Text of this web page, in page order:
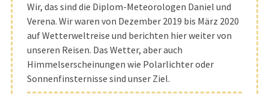
Wir, das sind die Diplom-Meteorologen Daniel und
Verena. Wir waren von Dezember 2019 bis März 2020
auf Wetterweltreise und berichten hier weiter von
unseren Reisen. Das Wetter, aber auch
Himmelserscheinungen wie Polarlichter oder
Sonnenfinsternisse sind unser Ziel.